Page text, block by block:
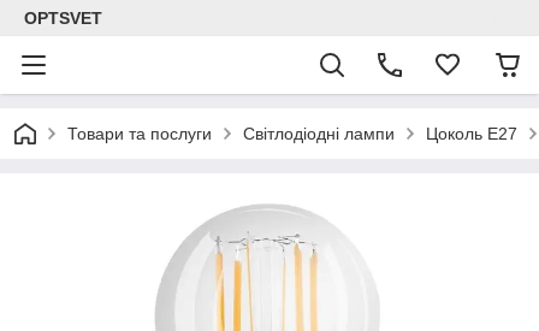
OPTSVET
Товари та послуги Світлодіодні лампи Цоколь E27